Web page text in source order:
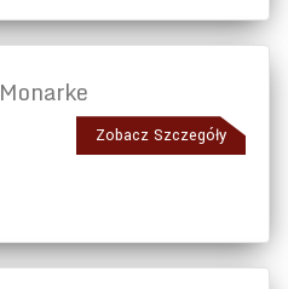
Monarke
Zobacz Szczegóły